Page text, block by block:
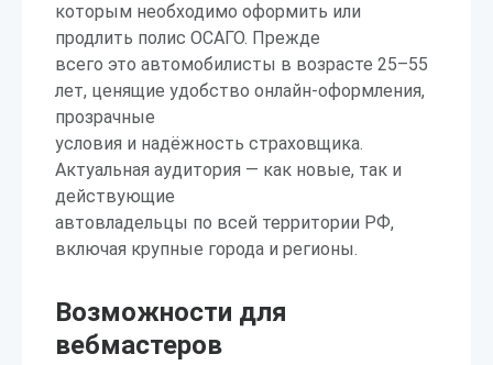
которым необходимо оформить или
продлить полис ОСАГО. Прежде
всего это автомобилисты в возрасте 25–55
лет, ценящие удобство онлайн-оформления,
прозрачные
условия и надёжность страховщика.
Актуальная аудитория — как новые, так и
действующие
автовладельцы по всей территории РФ,
включая крупные города и регионы.
Возможности для
вебмастеров